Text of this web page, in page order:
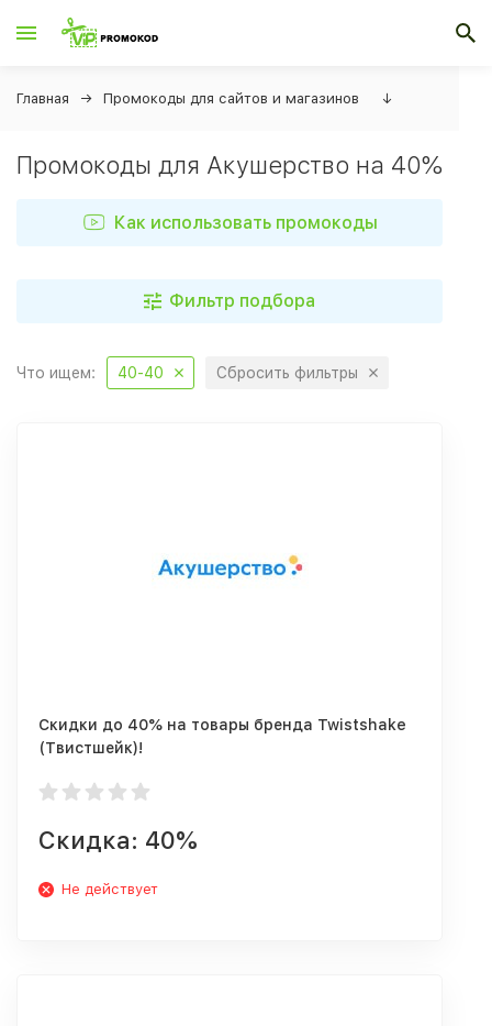
Главная Промокоды для сайтов и магазинов ↓
Промокоды для Акушерство на 40%
Как использовать промокоды
Фильтр подбора
Что ищем: 40-40 Сбросить фильтры
Скидки до 40% на товары бренда Twistshake
(Твистшейк)!
Скидка: 40%
Не действует